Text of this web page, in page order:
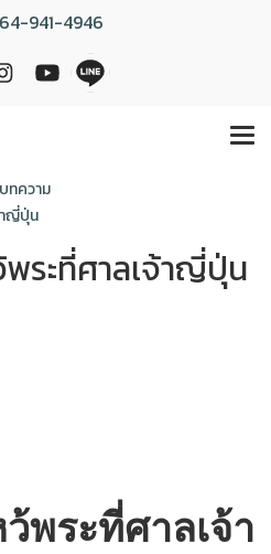
941-4946
บทความ
าญี่ปุ่น
พระที่ศาลเจ้าญี่ปุ่น
ว้พระที่ศาลเจ้า